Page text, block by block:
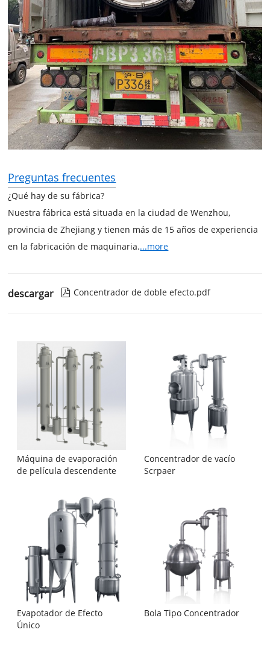
Preguntas frecuentes
¿Qué hay de su fábrica?
Nuestra fábrica está situada en la ciudad de Wenzhou,
provincia de Zhejiang y tienen más de 15 años de experiencia
en la fabricación de maquinaria....more
descargar  Concentrador de doble efecto.pdf
Máquina de evaporación
de película descendente
Concentrador de vacío
Scrpaer
Evapotador de Efecto
Único
Bola Tipo Concentrador